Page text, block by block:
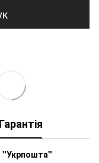
Гарантія
"Укрпошта"